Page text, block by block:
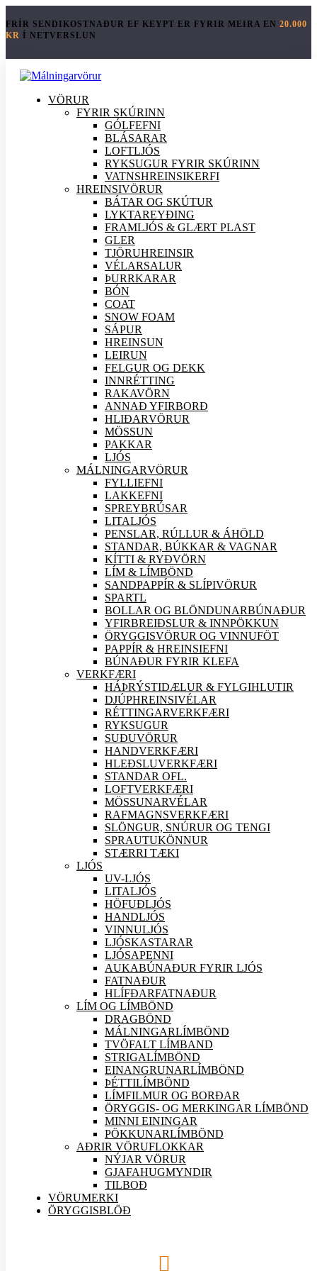
FRÍR SENDIKOSTNAÐUR EF KEYPT ER FYRIR MEIRA EN 20.000
KR Í NETVERSLUN
VÖRUR
FYRIR SKÚRINN
GÓLFEFNI
BLÁSARAR
LOFTLJÓS
RYKSUGUR FYRIR SKÚRINN
VATNSHREINSIKERFI
HREINSIVÖRUR
BÁTAR OG SKÚTUR
LYKTAREYÐING
FRAMLJÓS & GLÆRT PLAST
GLER
TJÖRUHREINSIR
VÉLARSALUR
ÞURRKARAR
BÓN
COAT
SNOW FOAM
SÁPUR
HREINSUN
LEIRUN
FELGUR OG DEKK
INNRÉTTING
RAKAVÖRN
ANNAÐ YFIRBORÐ
HLIÐARVÖRUR
MÖSSUN
PAKKAR
LJÓS
MÁLNINGARVÖRUR
FYLLIEFNI
LAKKEFNI
SPREYBRÚSAR
LITALJÓS
PENSLAR, RÚLLUR & ÁHÖLD
STANDAR, BÚKKAR & VAGNAR
KÍTTI & RYÐVÖRN
LÍM & LÍMBÖND
SANDPAPPÍR & SLÍPIVÖRUR
SPARTL
BOLLAR OG BLÖNDUNARBÚNAÐUR
YFIRBREIÐSLUR & INNPÖKKUN
ÖRYGGISVÖRUR OG VINNUFÖT
PAPPÍR & HREINSIEFNI
BÚNAÐUR FYRIR KLEFA
VERKFÆRI
HÁÞRÝSTIDÆLUR & FYLGIHLUTIR
DJÚPHREINSIVÉLAR
RÉTTINGARVERKFÆRI
RYKSUGUR
SUÐUVÖRUR
HANDVERKFÆRI
HLEÐSLUVERKFÆRI
STANDAR OFL.
LOFTVERKFÆRI
MÖSSUNARVÉLAR
RAFMAGNSVERKFÆRI
SLÖNGUR, SNÚRUR OG TENGI
SPRAUTUKÖNNUR
STÆRRI TÆKI
LJÓS
UV-LJÓS
LITALJÓS
HÖFUÐLJÓS
HANDLJÓS
VINNULJÓS
LJÓSKASTARAR
LJÓSAPENNI
AUKABÚNAÐUR FYRIR LJÓS
FATNAÐUR
HLÍFÐARFATNAÐUR
LÍM OG LÍMBÖND
DRAGBÖND
MÁLNINGARLÍMBÖND
TVÖFALT LÍMBAND
STRIGALÍMBÖND
EINANGRUNARLÍMBÖND
ÞÉTTILÍMBÖND
LÍMFILMUR OG BORÐAR
ÖRYGGIS- OG MERKINGAR LÍMBÖND
MINNI EININGAR
PÖKKUNARLÍMBÖND
AÐRIR VÖRUFLOKKAR
NÝJAR VÖRUR
GJAFAHUGMYNDIR
TILBOÐ
VÖRUMERKI
ÖRYGGISBLÖÐ
